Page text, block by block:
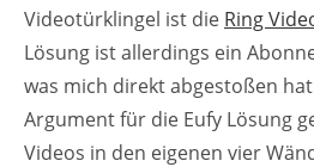
Videotürklingel ist die Ring
Lösung ist allerdings ein
was mich direkt abgestoßen
Argument für die Eufy Lösung
Videos in den eigenen vier